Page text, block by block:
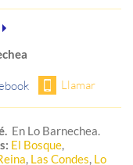
En Lo Barnechea.
El Bosque,
, Las Condes, Lo